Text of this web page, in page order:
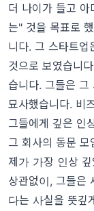
더 나이가 들고
는" 것을 목표로
니다. 그 스타트업
것으로 보였습니
습니다. 그들은 그
묘사했습니다. 비
그들에게 깊은 인
그 회사의 동문 모
제가 가장 인상
상관없이, 그들은
다는 사실을 뜻깊